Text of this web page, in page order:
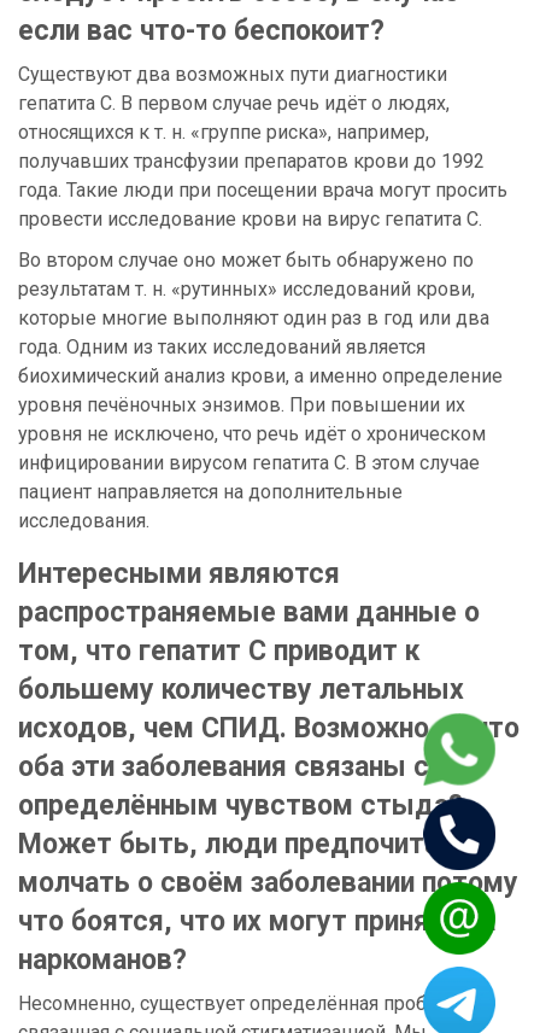
если вас что-то беспокоит?
Существуют два возможных пути диагностики
гепатита С. В первом случае речь идёт о людях,
относящихся к т. н. «группе риска», например,
получавших трансфузии препаратов крови до 1992
года. Такие люди при посещении врача могут просить
провести исследование крови на вирус гепатита С.
Во втором случае оно может быть обнаружено по
результатам т. н. «рутинных» исследований крови,
которые многие выполняют один раз в год или два
года. Одним из таких исследований является
биохимический анализ крови, а именно определение
уровня печёночных энзимов. При повышении их
уровня не исключено, что речь идёт о хроническом
инфицировании вирусом гепатита С. В этом случае
пациент направляется на дополнительные
исследования.
Интересными являются
распространяемые вами данные о
том, что гепатит С приводит к
большему количеству летальных
исходов, чем СПИД. Возможно ли что
оба эти заболевания связаны с
определённым чувством стыда?
Может быть, люди предпочитают
молчать о своём заболевании потому
что боятся, что их могут принять за
наркоманов?
Несомненно, существует определённая проблема,